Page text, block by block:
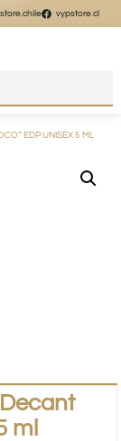
EDP UNISEX 5 ML
ml